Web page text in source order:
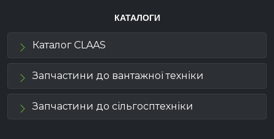
КАТАЛОГИ
Каталог CLAAS
Запчастини до вантажної техніки
Запчастини до сільгосптехніки